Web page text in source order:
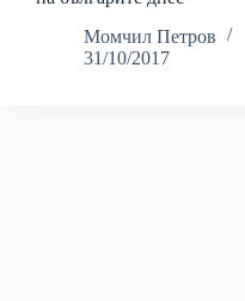
Момчил Петров
31/10/2017